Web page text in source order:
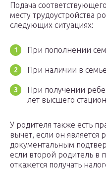
Подача
месту трудоустройства
следующих ситуациях:
При пополнении
При наличии в
При получении
лет высшего
У родителя также есть
вычет, если он является
документальным
если второй родитель в
откажется получать